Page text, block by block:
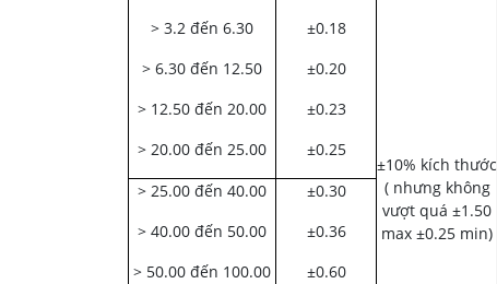
> 3.2 đến 6.30
> 6.30 đến 12.50
> 12.50 đến 20.00
> 20.00 đến 25.00
±0.18
±0.20
±0.23
±0.25
±10% kích thước
( nhưng không
vượt quá ±1.50
max ±0.25 min)
> 25.00 đến 40.00
> 40.00 đến 50.00
> 50.00 đến 100.00
±0.30
±0.36
±0.60